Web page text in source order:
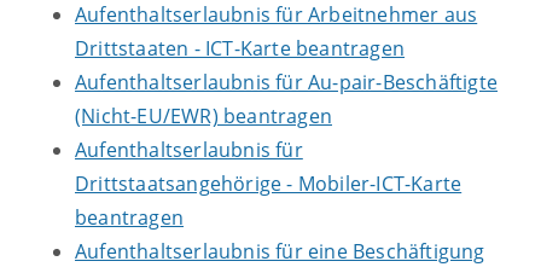
Aufenthaltserlaubnis für Arbeitnehmer aus
Drittstaaten - ICT-Karte beantragen
Aufenthaltserlaubnis für Au-pair-Beschäftigte
(Nicht-EU/EWR) beantragen
Aufenthaltserlaubnis für
Drittstaatsangehörige - Mobiler-ICT-Karte
beantragen
Aufenthaltserlaubnis für eine Beschäftigung